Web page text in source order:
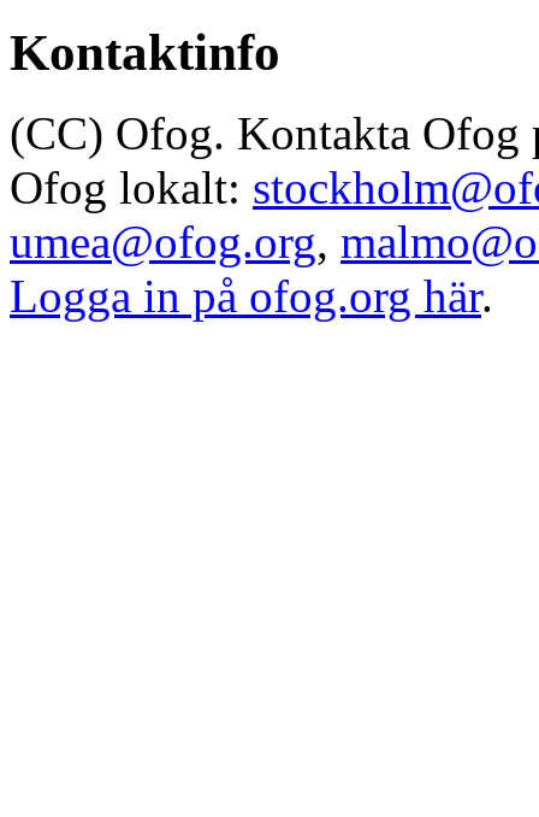
Kontaktinfo
(CC) Ofog. Kontakta Ofog
Ofog lokalt:
umea@ofog.org,
Logga in på ofog.org här.